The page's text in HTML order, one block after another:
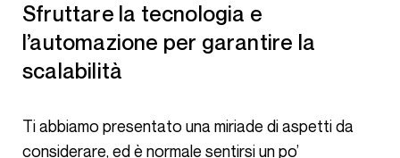
Sfruttare la tecnologia e
l’automazione per garantire la
scalabilità
Ti abbiamo presentato una miriade di aspetti da
considerare, ed è normale sentirsi un po’